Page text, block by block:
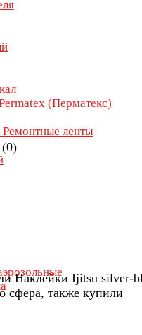
(Перматекс)
Ремонтные ленты
(0)
Наклейки Ijitsu silver-
сфера, также купили